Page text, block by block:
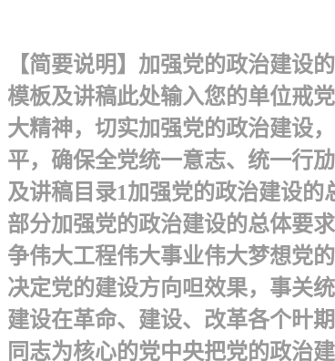
【简要说明】加强党的政治建设
模板及讲稿 此处输入您的单位戒
大精神，切实加强党的政治建设
平，确保全党统一意志、统一行
及讲稿 目录1加强党的政治建设
部分加强党的政治建设的总体要
争伟大工程伟大事业伟大梦想党
决定党的建设方向呾效果，事关
建设在革命、建设、改革各个旪
同志为核心的党中央把党的政治